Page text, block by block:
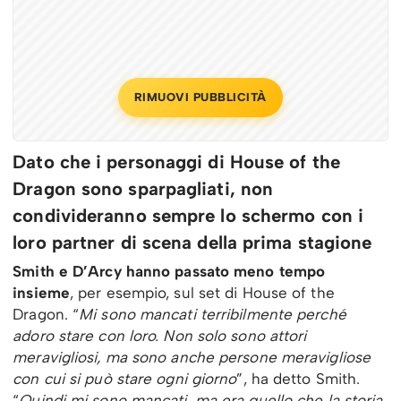
RIMUOVI PUBBLICITÀ
Dato che i personaggi di House of the
Dragon sono sparpagliati, non
condivideranno sempre lo schermo con i
loro partner di scena della prima stagione
Smith e D’Arcy hanno passato meno tempo
insieme, per esempio, sul set di House of the
Dragon. “Mi sono mancati terribilmente perché
adoro stare con loro. Non solo sono attori
meravigliosi, ma sono anche persone meravigliose
con cui si può stare ogni giorno”, ha detto Smith.